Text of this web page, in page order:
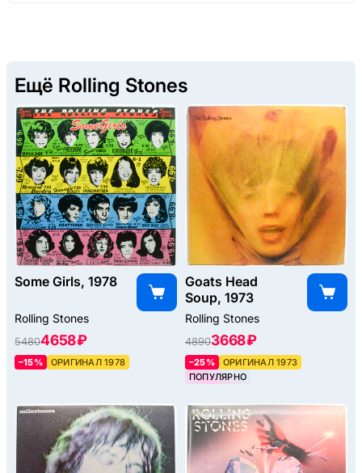
Ещё Rolling Stones
Some Girls, 1978
Rolling Stones
54804658 ₽
–15% ОРИГИНАЛ 1978
Goats Head
Soup, 1973
Rolling Stones
48903668 ₽
–25%
ОРИГИНАЛ 1973
ПОПУЛЯРНО